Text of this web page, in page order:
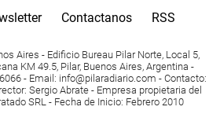
Contactanos RSS
Aires - Edificio Bureau Pilar Norte, Local 5,
KM 49.5, Pilar, Buenos Aires, Argentina -
- Email : info@pilaradiario.com - Contacto:
: Sergio Abrate - Empresa propietaria del
SRL - Fecha de Inicio: Febrero 2010